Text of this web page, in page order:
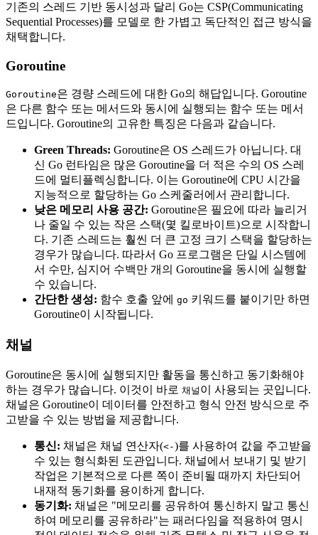
기존의 스레드 기반 동시성과 달리 Go는 CSP(Communicating
Sequential Processes)를 모델로 한 가볍고 독단적인 접근 방식을
채택합니다.
Goroutine
Goroutine은 경량 스레드에 대한 Go의 해답입니다. Goroutine
은 다른 함수 또는 메서드와 동시에 실행되는 함수 또는 메서
드입니다. Goroutine의 고유한 특징은 다음과 같습니다.
Green Threads: Goroutine은 OS 스레드가 아닙니다. 대
신 Go 런타임은 많은 Goroutine을 더 적은 수의 OS 스레
드에 멀티플렉싱합니다. 이는 Goroutine에 CPU 시간을
지능적으로 할당하는 Go 스케줄러에서 관리합니다.
낮은 메모리 사용 공간: Goroutine은 필요에 따라 늘리거
나 줄일 수 있는 작은 스택(몇 킬로바이트)으로 시작합니
다. 기존 스레드는 훨씬 더 큰 고정 크기 스택을 할당하는
경우가 많습니다. 따라서 Go 프로그램은 단일 시스템에
서 수만, 심지어 수백만 개의 Goroutine을 동시에 실행할
수 있습니다.
간단한 생성: 함수 호출 앞에 go 키워드를 붙이기만 하면
Goroutine이 시작됩니다.
채널
Goroutine은 동시에 실행되지만 활동을 통신하고 동기화해야
하는 경우가 많습니다. 이것이 바로 채널 이 사용되는 곳입니다.
채널은 Goroutine이 데이터를 안전하고 형식 안전 방식으로 주
고받을 수 있는 방법을 제공합니다.
통신: 채널은 채널 연산자(<-)를 사용하여 값을 주고받을
수 있는 형식화된 도관입니다. 채널에서 보내기 및 받기
작업은 기본적으로 다른 쪽이 준비될 때까지 차단되어
내재적 동기화를 용이하게 합니다.
동기화: 채널은 "메모리를 공유하여 통신하지 말고 통신
하여 메모리를 공유하라"는 패러다임을 적용하여 명시